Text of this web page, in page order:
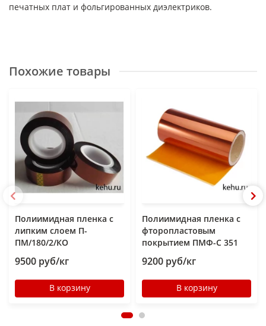
печатных плат и фольгированных диэлектриков.
Похожие товары
Полиимидная пленка с
липким слоем П-
ПМ/180/2/КО
9500 руб/кг
В корзину
Полиимидная пленка с
фторопластовым
покрытием ПМФ-С 351
9200 руб/кг
В корзину